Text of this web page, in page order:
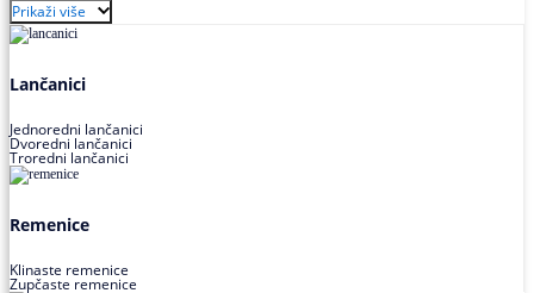
Prikaži više
Lančanici
Jednoredni lančanici
Dvoredni lančanici
Troredni lančanici
Remenice
Klinaste remenice
Zupčaste remenice